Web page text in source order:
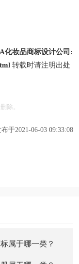
化妆品商标设计公司:
转载时请注明出处
除。
布于2021-06-03 09:33:08
属于哪一类？